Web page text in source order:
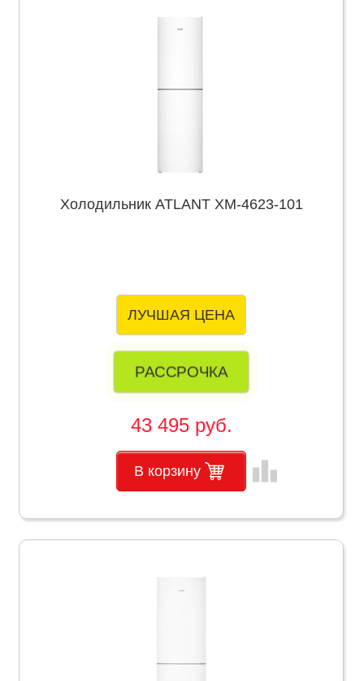
Холодильник ATLANT ХМ-4623-101
ЛУЧШАЯ ЦЕНА
РАССРОЧКА
43 495 руб.
В корзину leaderboard